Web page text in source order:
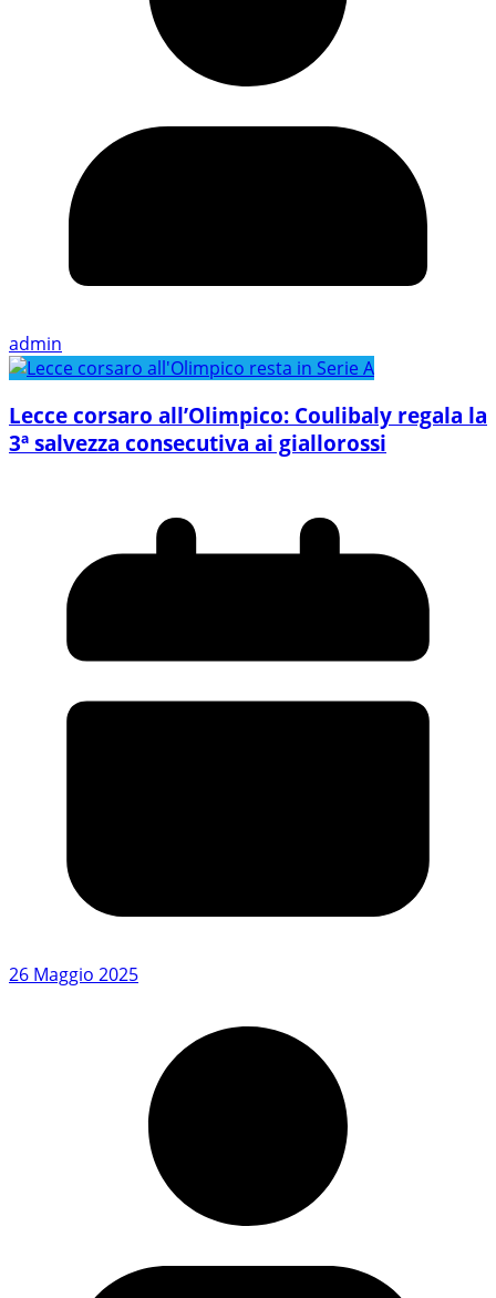
admin
Lecce corsaro all’Olimpico: Coulibaly regala la
3ª salvezza consecutiva ai giallorossi
26 Maggio 2025